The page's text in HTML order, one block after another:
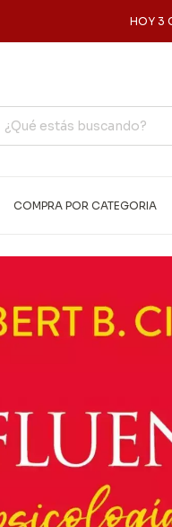
HOY 3
COMPRA POR CATEGORIA